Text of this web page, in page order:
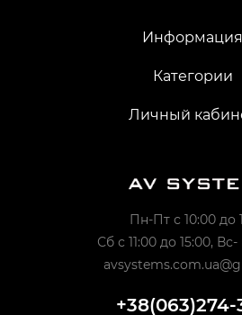
Информация
Категории
Личный
Пн-Пт с 10:00 до
Сб с 11:00 до 15:00,
+38(063)274-